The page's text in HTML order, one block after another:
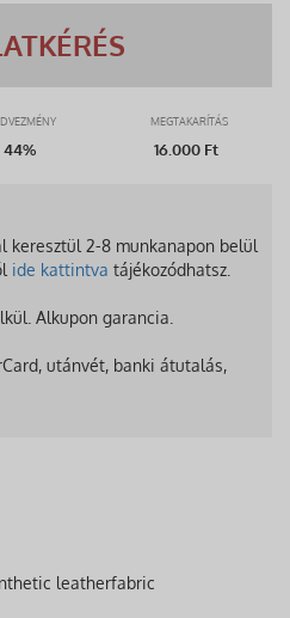
MEGTAKARÍTÁS
44% 16.000 Ft
keresztül 2-8 munkanapon belül
ide kattintva tájékozódhatsz.
Alkupon garancia.
utánvét, banki átutalás,
leatherfabric